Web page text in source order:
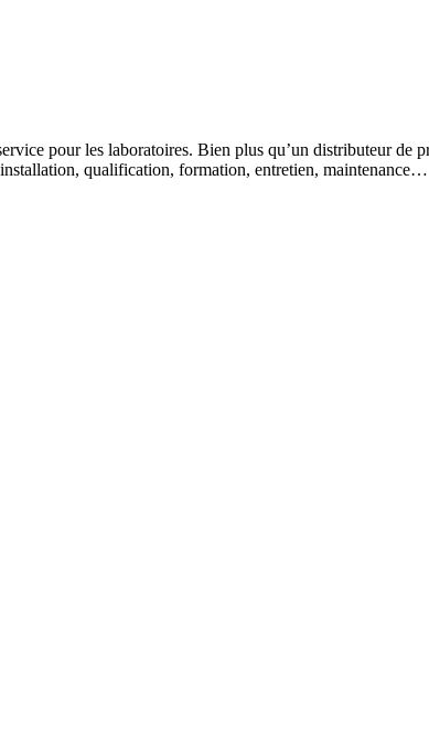
pour les laboratoires. Bien plus qu’un distributeur
qualification, formation, entretien, maintenance…